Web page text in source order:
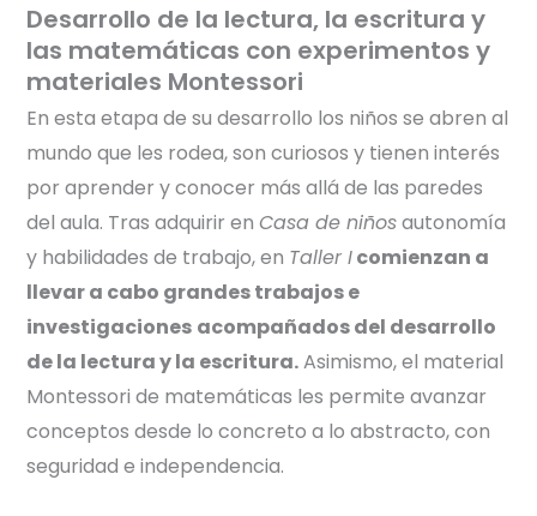
Desarrollo de la lectura, la escritura y
las matemáticas con experimentos y
materiales Montessori
En esta etapa de su desarrollo los niños se abren al
mundo que les rodea, son curiosos y tienen interés
por aprender y conocer más allá de las paredes
del aula. Tras adquirir enCasa de niñosautonomía
y habilidades de trabajo, en Taller Icomienzan a
llevar a cabo grandes trabajos e
investigaciones acompañados del desarrollo
de la lectura y la escritura.Asimismo, el material
Montessori de matemáticas les permite avanzar
conceptos desde lo concreto a lo abstracto, con
seguridad e independencia.